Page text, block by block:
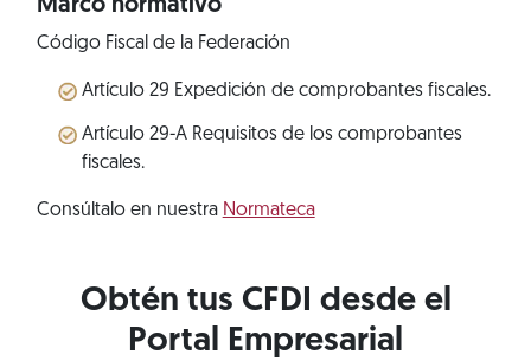
Marco normativo
Código Fiscal de la Federación
Artículo 29 Expedición de comprobantes fiscales.
Artículo 29-A Requisitos de los comprobantes
fiscales.
Consúltalo en nuestra Normateca
Obtén tus CFDI desde el
Portal Empresarial